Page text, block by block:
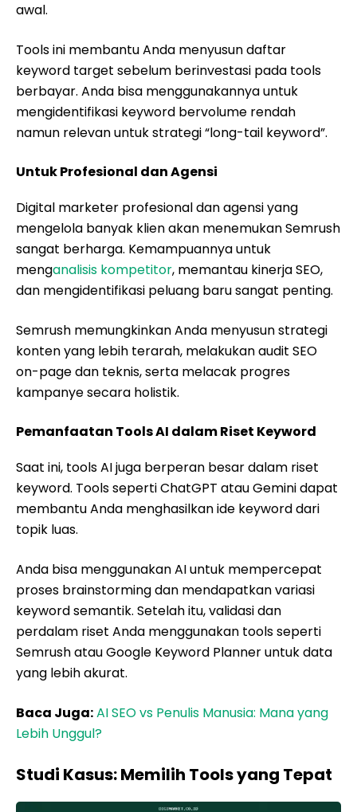
awal.
Tools ini membantu Anda menyusun daftar
keyword target sebelum berinvestasi pada tools
berbayar. Anda bisa menggunakannya untuk
mengidentifikasi keyword bervolume rendah
namun relevan untuk strategi “long-tail keyword”.
Untuk Profesional dan Agensi
Digital marketer profesional dan agensi yang
mengelola banyak klien akan menemukan Semrush
sangat berharga. Kemampuannya untuk
menganalisis kompetitor, memantau kinerja SEO,
dan mengidentifikasi peluang baru sangat penting.
Semrush memungkinkan Anda menyusun strategi
konten yang lebih terarah, melakukan audit SEO
on-page dan teknis, serta melacak progres
kampanye secara holistik.
Pemanfaatan Tools AI dalam Riset Keyword
Saat ini, tools AI juga berperan besar dalam riset
keyword. Tools seperti ChatGPT atau Gemini dapat
membantu Anda menghasilkan ide keyword dari
topik luas.
Anda bisa menggunakan AI untuk mempercepat
proses brainstorming dan mendapatkan variasi
keyword semantik. Setelah itu, validasi dan
perdalam riset Anda menggunakan tools seperti
Semrush atau Google Keyword Planner untuk data
yang lebih akurat.
Baca Juga:AI SEO vs Penulis Manusia: Mana yang
Lebih Unggul?
Studi Kasus: Memilih Tools yang Tepat